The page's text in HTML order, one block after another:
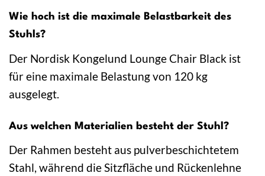
Wie hoch ist die maximale Belastbarkeit des
Stuhls?
Der Nordisk Kongelund Lounge Chair Black ist
für eine maximale Belastung von 120 kg
ausgelegt.
Aus welchen Materialien besteht der Stuhl?
Der Rahmen besteht aus pulverbeschichtetem
Stahl, während die Sitzfläche und Rückenlehne